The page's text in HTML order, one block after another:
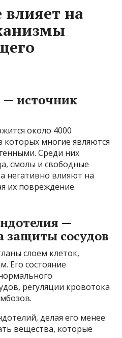
влияет на
источник
около 4000
которых многие являются
Среди них
смолы и свободные
негативно влияют на
их повреждение.
—
защиты сосудов
слоем клеток,
Его состояние
регуляции кровотока
делая его менее
вещества, которые